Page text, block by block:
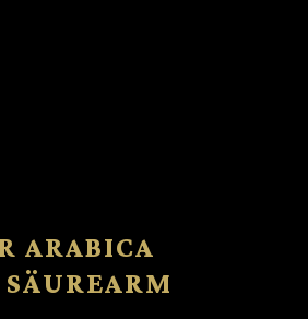
ARABICA